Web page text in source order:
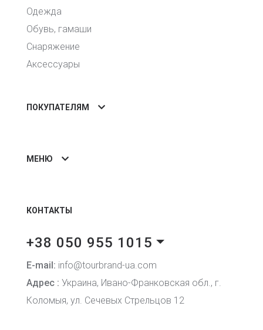
Одежда
Обувь, гамаши
Снаряжение
Аксессуары
ПОКУПАТЕЛЯМ
МЕНЮ
КОНТАКТЫ
+38 050 955 1015
E-mail: info@tourbrand-ua.com
Адрес : Украина, Ивано-Франковская обл., г.
Коломыя, ул. Сечевых Стрельцов 12